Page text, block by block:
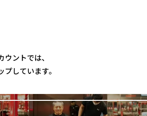
ントでは、
しています。